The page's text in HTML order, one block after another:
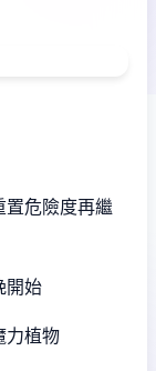
置危險度再繼
開始
力植物